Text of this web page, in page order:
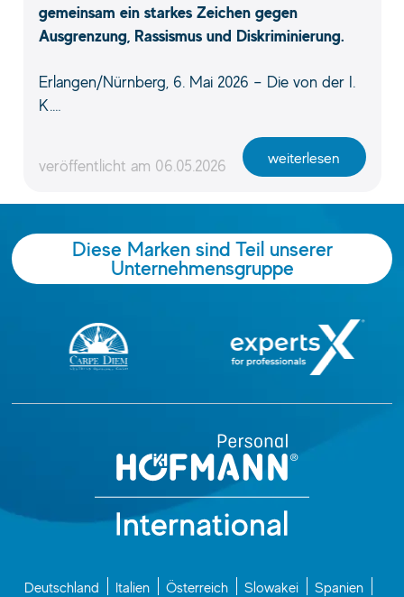
gemeinsam ein starkes Zeichen gegen
Ausgrenzung, Rassismus und Diskriminierung.
Erlangen/Nürnberg, 6. Mai 2026 – Die von der I.
K.…
veröffentlicht am 06.05.2026 weiterlesen
Diese Marken sind Teil unserer
Unternehmensgruppe
Deutschland Italien Österreich Slowakei
Spanien